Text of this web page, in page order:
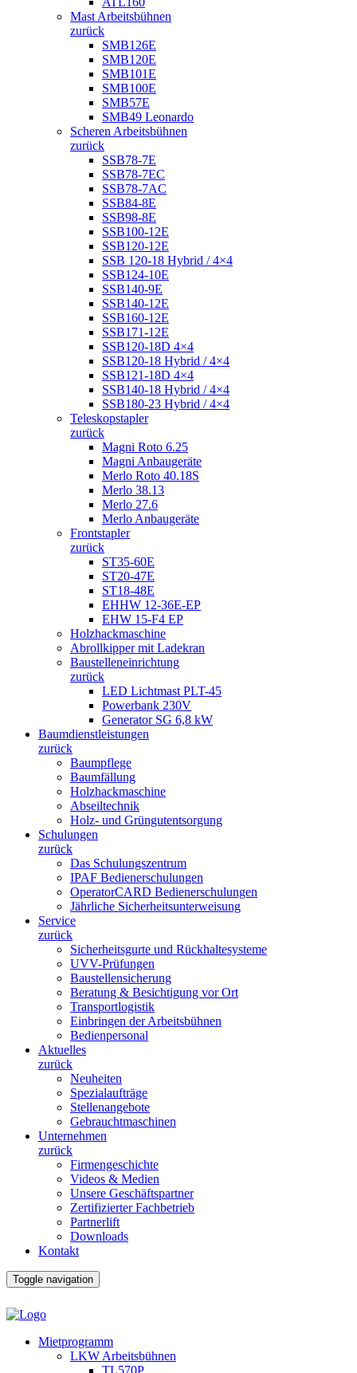
Mast Arbeitsbühnen
zurück
SMB126E
SMB120E
SMB101E
SMB100E
SMB57E
SMB49 Leonardo
Scheren Arbeitsbühnen
zurück
SSB78-7E
SSB78-7EC
SSB78-7AC
SSB84-8E
SSB98-8E
SSB100-12E
SSB120-12E
SSB 120-18 Hybrid / 4×4
SSB124-10E
SSB140-9E
SSB140-12E
SSB160-12E
SSB171-12E
SSB120-18D 4×4
SSB120-18 Hybrid / 4×4
SSB121-18D 4×4
SSB140-18 Hybrid / 4×4
SSB180-23 Hybrid / 4×4
Teleskopstapler
zurück
Magni Roto 6.25
Magni Anbaugeräte
Merlo Roto 40.18S
Merlo 38.13
Merlo 27.6
Merlo Anbaugeräte
Frontstapler
zurück
ST35-60E
ST20-47E
ST18-48E
EHHW 12-36E-EP
EHW 15-F4 EP
Holzhackmaschine
Abrollkipper mit Ladekran
Baustelleneinrichtung
zurück
LED Lichtmast PLT-45
Powerbank 230V
Generator SG 6,8 kW
Baumdienstleistungen
zurück
Baumpflege
Baumfällung
Holzhackmaschine
Abseiltechnik
Holz- und Grüngutentsorgung
Schulungen
zurück
Das Schulungszentrum
IPAF Bedienerschulungen
OperatorCARD Bedienerschulungen
Jährliche Sicherheitsunterweisung
Service
zurück
Sicherheitsgurte und Rückhaltesysteme
UVV-Prüfungen
Baustellensicherung
Beratung & Besichtigung vor Ort
Transportlogistik
Einbringen der Arbeitsbühnen
Bedienpersonal
Aktuelles
zurück
Neuheiten
Spezialaufträge
Stellenangebote
Gebrauchtmaschinen
Unternehmen
zurück
Firmengeschichte
Videos & Medien
Unsere Geschäftspartner
Zertifizierter Fachbetrieb
Partnerlift
Downloads
Kontakt
Toggle navigation
Mietprogramm
LKW Arbeitsbühnen
TL570P